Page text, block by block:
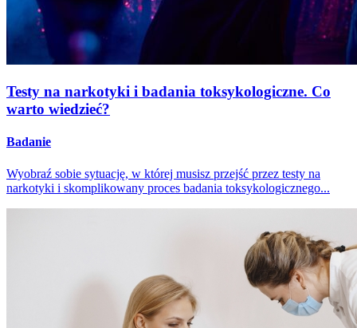
Testy na narkotyki i badania toksykologiczne. Co
warto wiedzieć?
Badanie
Wyobraź sobie sytuację, w której musisz przejść przez testy na
narkotyki i skomplikowany proces badania toksykologicznego...